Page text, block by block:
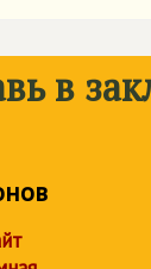
в